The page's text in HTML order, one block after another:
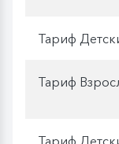
Тариф
Тариф
Тариф